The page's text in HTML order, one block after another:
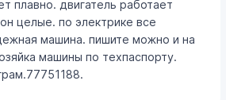
плавно. двигатель работает
целые. по электрике все
машина. пишите можно и на
машины по техпаспорту.